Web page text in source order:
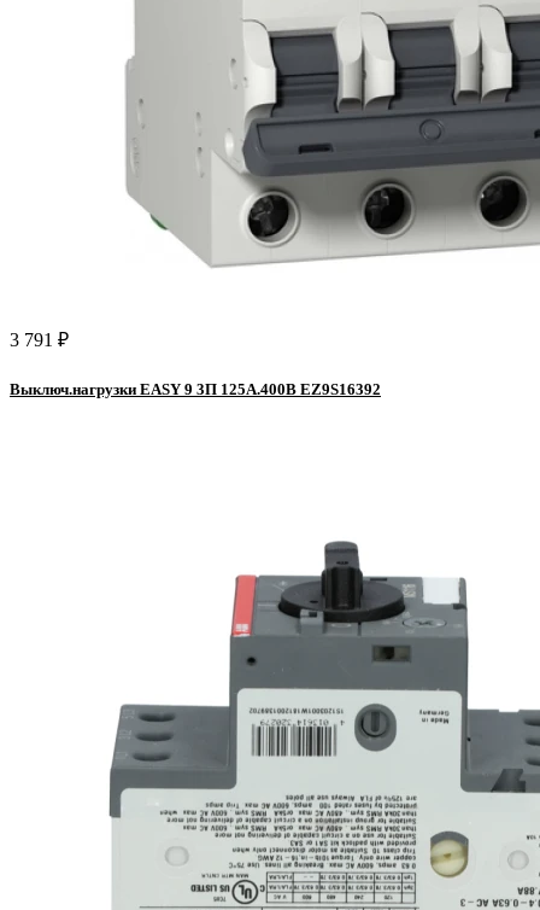
3 791 ₽
Выключ.нагрузки EASY 9 3П 125A.400В EZ9S16392